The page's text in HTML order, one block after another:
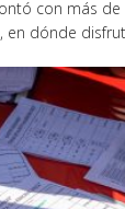
con más
en dónde